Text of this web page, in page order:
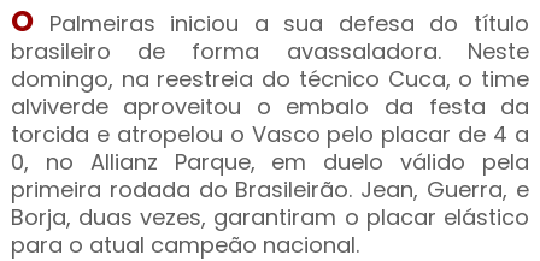
OPalmeiras iniciou a sua defesa do título
brasileiro de forma avassaladora. Neste
domingo, na reestreia do técnico Cuca, o time
alviverde aproveitou o embalo da festa da
torcida e atropelou o Vasco pelo placar de 4 a
0, no Allianz Parque, em duelo válido pela
primeira rodada do Brasileirão. Jean, Guerra, e
Borja, duas vezes, garantiram o placar elástico
para o atual campeão nacional.